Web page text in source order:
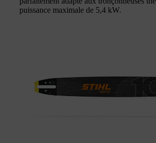
puissance maximale de 5,4 kW.